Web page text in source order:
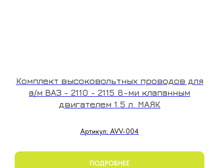
Комплект высоковольтных проводов для
а/м ВАЗ - 2110 - 2115 8-ми клапанным
двигателем 1.5 л. МАЯК
Артикул: AVV-004
ПОДРОБНЕЕ